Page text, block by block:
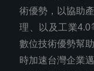
術優勢，以協助
理、以及工業4.0
數位技術優勢幫
時加速台灣企業